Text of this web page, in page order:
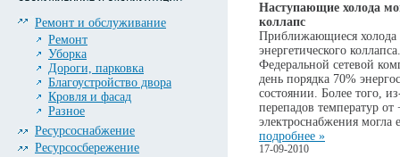
Ремонт и обслуживание
Ремонт
Уборка
Дороги, парковка
Благоустройство двора
Кровля и фасад
Разное
Ресурсоснабжение
Ресурсосбережение
Наступающие холода
коллапс
Приближающиеся холода
энергетического
Федеральной сетевой
день порядка 70%
состоянии. Более того,
перепадов температур от
электроснабжения могла
подробнее »
17-09-2010